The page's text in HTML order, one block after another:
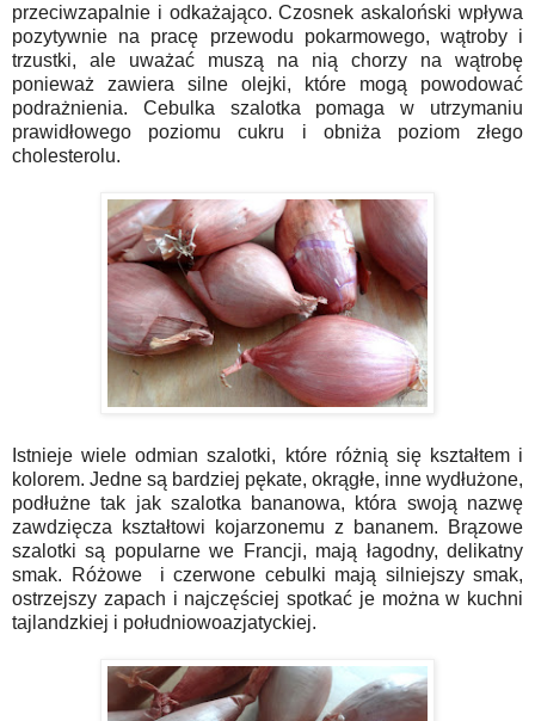
przeciwzapalnie i odkażająco. Czosnek askaloński wpływa
pozytywnie na pracę przewodu pokarmowego, wątroby i
trzustki, ale uważać muszą na nią chorzy na wątrobę
ponieważ zawiera silne olejki, które mogą powodować
podrażnienia. Cebulka szalotka pomaga w utrzymaniu
prawidłowego poziomu cukru i obniża poziom złego
cholesterolu.
Istnieje wiele odmian szalotki, które różnią się kształtem i
kolorem. Jedne są bardziej pękate, okrągłe, inne wydłużone,
podłużne tak jak szalotka bananowa, która swoją nazwę
zawdzięcza kształtowi kojarzonemu z bananem. Brązowe
szalotki są popularne we Francji, mają łagodny, delikatny
smak. Różowe i czerwone cebulki mają silniejszy smak,
ostrzejszy zapach i najczęściej spotkać je można w kuchni
tajlandzkiej i południowoazjatyckiej.